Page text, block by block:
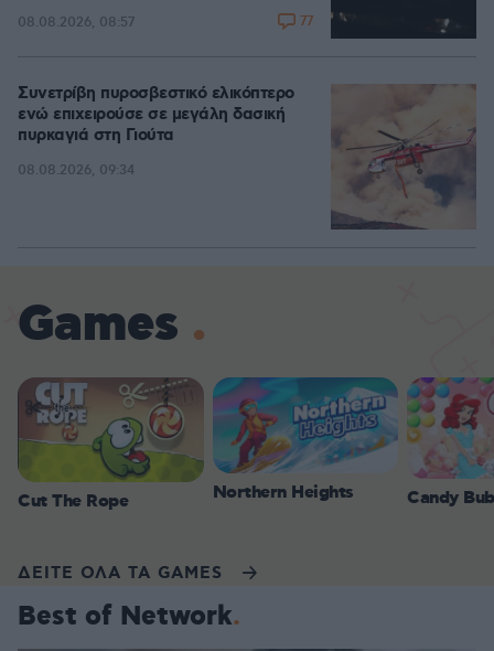
08.08.2026, 08:57 77
Συνετρίβη πυροσβεστικό ελικόπτερο
ενώ επιχειρούσε σε μεγάλη δασική
πυρκαγιά στη Γιούτα
08.08.2026, 09:34
Games
Cut The Rope Northern Heights Candy
ΔΕΙΤΕ ΟΛΑ ΤΑ GAMES
Best of Network